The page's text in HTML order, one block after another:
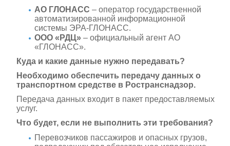
АО ГЛОНАСС – оператор государственной
автоматизированной информационной
системы ЭРА-ГЛОНАСС.
ООО «РДЦ»– официальный агент АО
«ГЛОНАСС».
Куда и какие данные нужно передавать?
Необходимо обеспечить передачу данных о
транспортном средстве в Ространснадзор.
Передача данных входит в пакет предоставляемых
услуг.
Что будет, если не выполнить эти требования?
Перевозчиков пассажиров и опасных грузов,